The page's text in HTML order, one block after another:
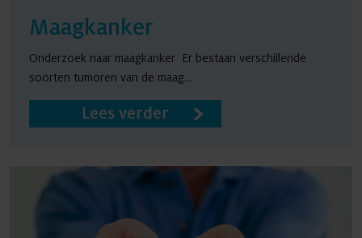
Maagkanker
Onderzoek naar maagkanker Er bestaan verschillende
soorten tumoren van de maag...
Lees verder